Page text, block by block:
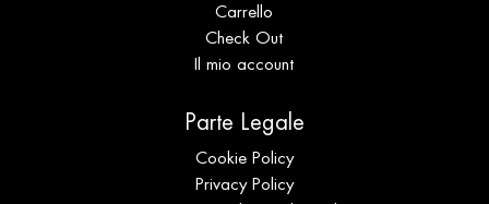
Carrello
Check Out
Il mio account
Parte Legale
Cookie Policy
Privacy Policy